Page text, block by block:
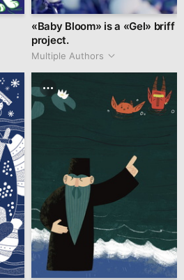
«Baby Bloom» is a «Gel» briff
project.
Multiple Authors